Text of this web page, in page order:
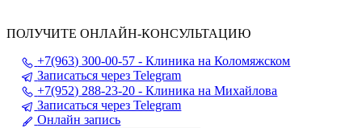
ПОЛУЧИТЕ ОНЛАЙН-КОНСУЛЬТАЦИЮ
+7(963) 300-00-57 - Клиника на Коломяжском
Записаться через Telegram
+7(952) 288-23-20 - Клиника на Михайлова
Записаться через Telegram
Онлайн запись